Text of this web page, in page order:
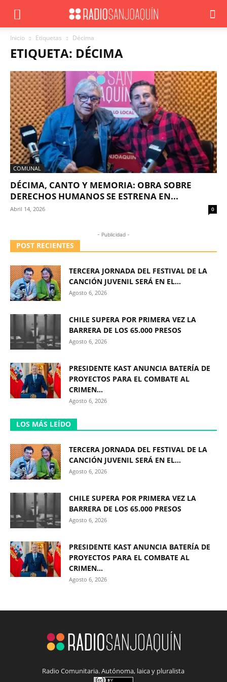
Inicio Etiquetas Décima
ETIQUETA: DÉCIMA
COMUNAL
DÉCIMA, CANTO Y MEMORIA: OBRA SOBRE
DERECHOS HUMANOS SE ESTRENA EN...
Abril 14, 2026 0
- Publicidad -
POST RECIENTES
TERCERA JORNADA DEL FESTIVAL DE LA
CANCIÓN JUVENIL SERÁ EN EL...
Agosto 6, 2026
CHILE SUPERA POR PRIMERA VEZ LA
BARRERA DE LOS 65.000 PRESOS
Agosto 6, 2026
PRESIDENTE KAST ANUNCIA BATERÍA DE
PROYECTOS PARA EL COMBATE AL
CRIMEN...
Agosto 6, 2026
LOS MÁS LEÍDO
TERCERA JORNADA DEL FESTIVAL DE LA
CANCIÓN JUVENIL SERÁ EN EL...
Agosto 6, 2026
CHILE SUPERA POR PRIMERA VEZ LA
BARRERA DE LOS 65.000 PRESOS
Agosto 6, 2026
PRESIDENTE KAST ANUNCIA BATERÍA DE
PROYECTOS PARA EL COMBATE AL
CRIMEN...
Agosto 6, 2026
Radio Comunitaria. Autónoma, laica y pluralista